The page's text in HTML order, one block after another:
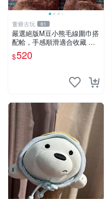
董爺古玩 61
嚴選絕版M豆小熊毛線圍巾搭
配帢，手感順滑適合收藏 絕
版M豆小熊、圍巾、毛線帢
經典好搭
$520